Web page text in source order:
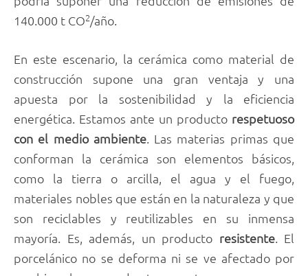
140.000 t CO2/año.
En este escenario, la cerámica como material de
construcción supone una gran ventaja y una
apuesta por la sostenibilidad y la eficiencia
energética. Estamos ante un producto respetuoso
con el medio ambiente. Las materias primas que
conforman la cerámica son elementos básicos,
como la tierra o arcilla, el agua y el fuego,
materiales nobles que están en la naturaleza y que
son reciclables y reutilizables en su inmensa
mayoría. Es, además, un producto resistente. El
porcelánico no se deforma ni se ve afectado por